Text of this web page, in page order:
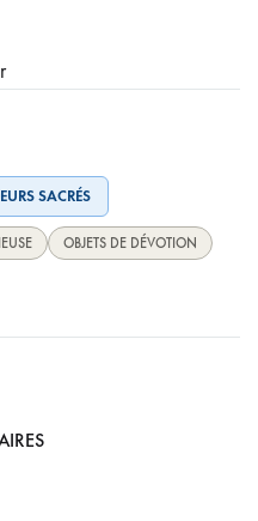
SACRÉS
OBJETS DE DÉVOTION